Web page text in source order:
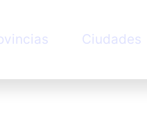
Ciudades